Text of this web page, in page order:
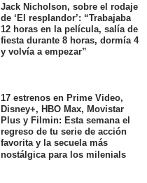
Jack Nicholson, sobre el rodaje
de ‘El resplandor’: “Trabajaba
12 horas en la película, salía de
fiesta durante 8 horas, dormía 4
y volvía a empezar”
17 estrenos en Prime Video,
Disney+, HBO Max, Movistar
Plus y Filmin: Esta semana el
regreso de tu serie de acción
favorita y la secuela más
nostálgica para los milenials